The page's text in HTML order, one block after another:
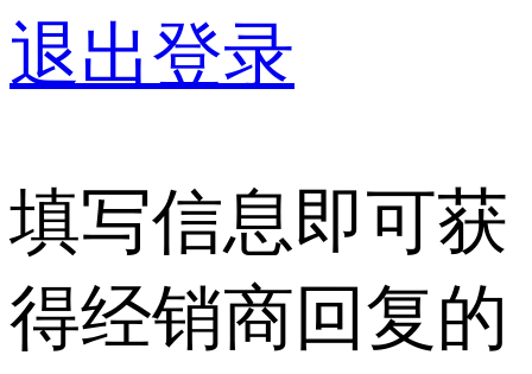
退出登录
填写信息即可获
得经销商回复的